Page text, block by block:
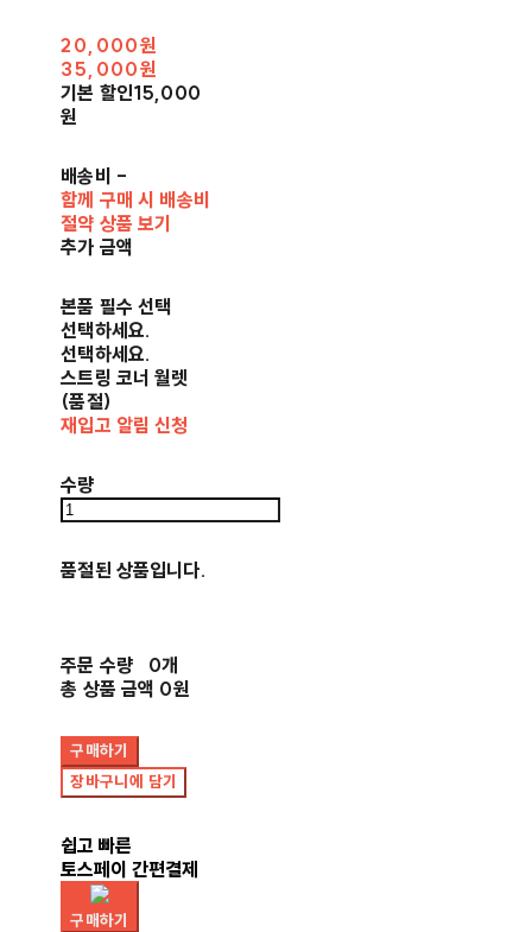
20,000원
35,000원
기본 할인15,000
원
배송비 -
함께 구매 시 배송비
절약 상품 보기
추가 금액
본품 필수 선택
선택하세요.
선택하세요.
스트링 코너 월렛
(품절)
재입고 알림 신청
수량
품절된 상품입니다.
주문 수량
0개
총 상품 금액 0원
구매하기
장바구니에 담기
쉽고 빠른
토스페이 간편결제
구매하기